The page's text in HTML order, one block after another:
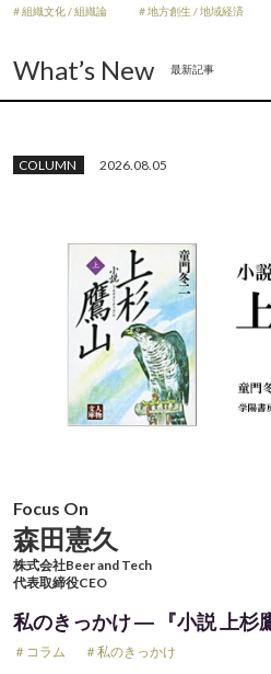
＃組織文化 / 組織論
＃地方創生 / 地域経済
What’s New 最新記事
COLUMN 2026.08.05
Focus On
森田憲久
株式会社Beer and Tech
代表取締役CEO
私のきっかけ ― 『小説 上杉
＃コラム ＃私のきっかけ